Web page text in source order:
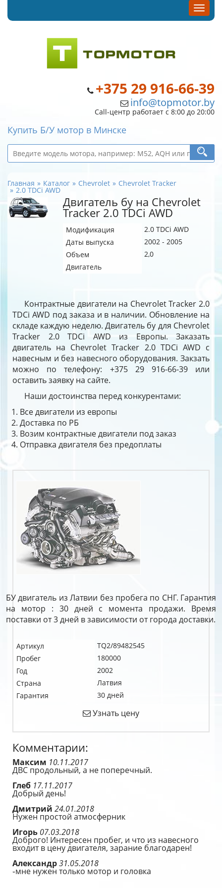
+375 29 916-66-39
info@topmotor.by
Call-центр работает с 8:00 до 20:00
Купить Б/У мотор в Минске
Главная Каталог Chevrolet Chevrolet Tracker
2.0 TDCi AWD
Двигатель бу на Chevrolet
Tracker 2.0 TDCi AWD
Модификация
2.0 TDCi AWD
Даты выпуска
2002 - 2005
Объем
2,0
Двигатель
Контрактные двигатели на Chevrolet Tracker 2.0
TDCi AWD под заказа и в наличии. Обновление на
складе каждую неделю. Двигатель бу для Chevrolet
Tracker 2.0 TDCi AWD из Европы. Заказать
двигатель на Chevrolet Tracker 2.0 TDCi AWD с
навесным и без навесного оборудования. Закзать
можно по телефону: +375 29 916-66-39 или
оставить заявку на сайте.
Наши достоинства перед конкурентами:
Все двигатели из европы
Доставка по РБ
Возим контрактные двигатели под заказ
Отправка двигателя без предоплаты
БУ двигатель из Латвии без пробега по СНГ. Гарантия
на мотор : 30 дней с момента продажи. Время
поставки от 3 дней в зависимости от города доставки.
Артикул
TQ2/89482545
Пробег
180000
Год
2002
Страна
Латвия
Гарантия
30 дней
Узнать цену
Комментарии:
Максим 10.11.2017
ДВС продольный, а не поперечный.
Глеб 17.11.2017
Добрый день!
Дмитрий 24.01.2018
Нужен простой атмосферник
Игорь 07.03.2018
Доброго! Интересен пробег, и что из навесного
входит в цену двигателя, зарание благодарен!
Александр31.05.2018
֊мне нужен только мотор и головка